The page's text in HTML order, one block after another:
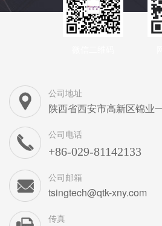
公司地址
陕西省西安市高新区锦业
公司电话
+86-029-81142133
公司邮箱
tsingtech@qtk-xny.com
传真